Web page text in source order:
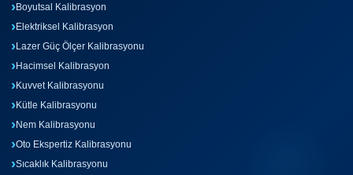
Boyutsal Kalibrasyon
Elektriksel Kalibrasyon
Lazer Güç Ölçer Kalibrasyonu
Hacimsel Kalibrasyon
Kuvvet Kalibrasyonu
Kütle Kalibrasyonu
Nem Kalibrasyonu
Oto Ekspertiz Kalibrasyonu
Sıcaklık Kalibrasyonu